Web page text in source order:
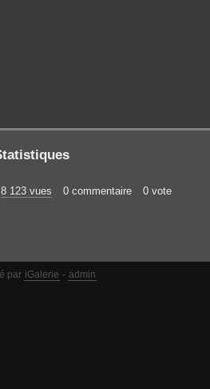
8 123 vues 0 commentaire 0 vote
par iGalerie - admin